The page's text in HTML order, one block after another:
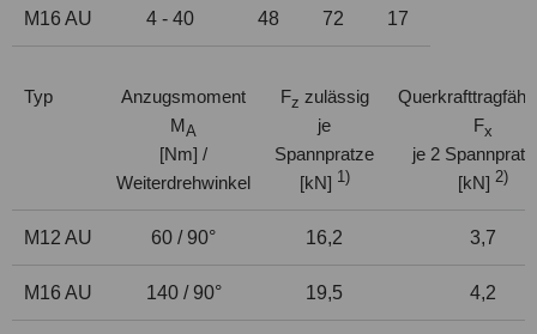
M16 AU 4 - 40 48 72 17
Typ
Anzugsmoment
M A
[Nm] /
Weiterdrehwinkel
Fz zulässig
je
Spannpratze
[kN] 1)
Fx
je 2
[kN] 2)
M12 AU 60 / 90° 16,2 3,7
M16 AU 140 / 90° 19,5 4,2